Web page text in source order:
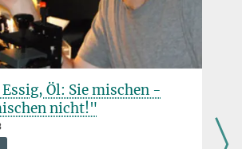
Öl: Sie mischen -
nicht!"